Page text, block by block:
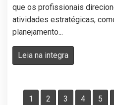
que os profissionais
atividades estratégicas,
planejamento...
Leia na integra
1 2 3 4 5